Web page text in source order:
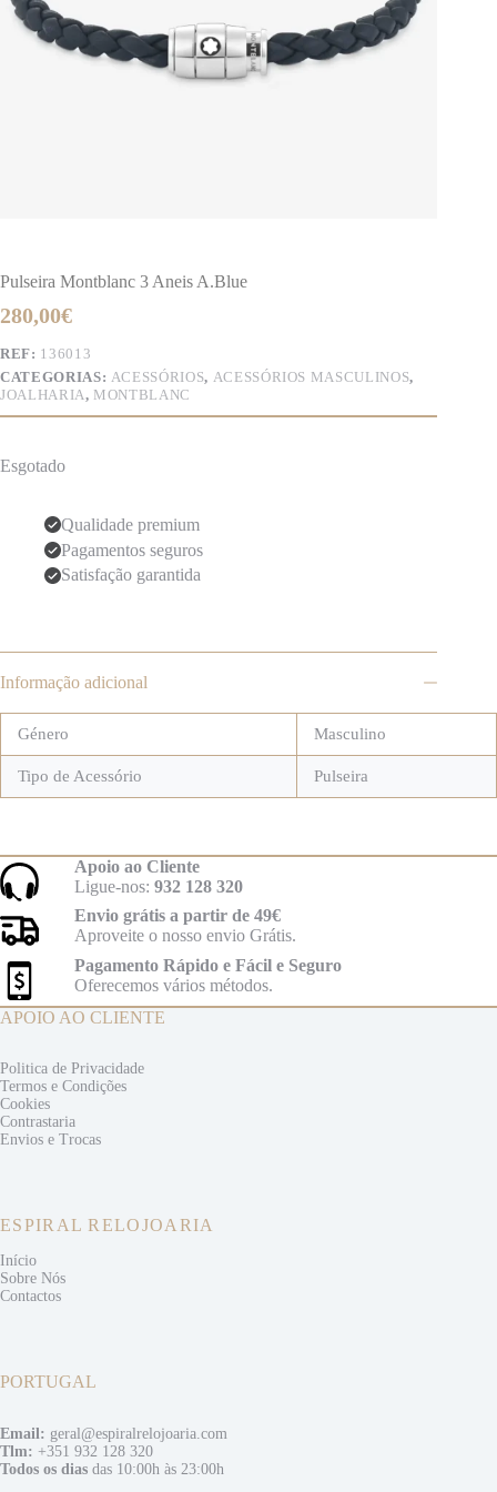
Pulseira Montblanc 3 Aneis A.Blue
280,00€
REF: 136013
CATEGORIAS: ACESSÓRIOS, ACESSÓRIOS MASCULINOS,
JOALHARIA, MONTBLANC
Esgotado
Qualidade premium
Pagamentos seguros
Satisfação garantida
Informação adicional
Género Masculino
Tipo de Acessório Pulseira
Apoio ao Cliente
Ligue-nos: 932 128 320
Envio grátis a partir de 49€
Aproveite o nosso envio Grátis.
Pagamento Rápido e Fácil e Seguro
Oferecemos vários métodos.
APOIO AO CLIENTE
Politica de Privacidade
Termos e Condições
Cookies
Contrastaria
Envios e Trocas
ESPIRAL RELOJOARIA
Início
Sobre Nós
Contactos
PORTUGAL
Email: geral@espiralrelojoaria.com
Tlm: +351 932 128 320
Todos os dias das 10:00h às 23:00h